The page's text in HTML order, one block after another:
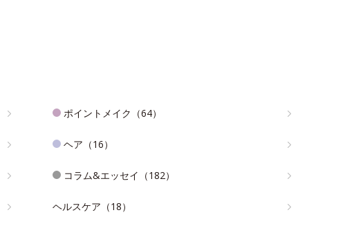
ポイントメイク（64）
ヘア（16）
コラム&エッセイ（182）
ヘルスケア（18）